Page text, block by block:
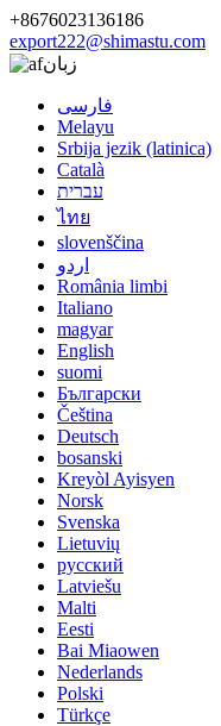
+8676023136186
export222@shimastu.com
زبان
فارسی
Melayu
Srbija jezik (latinica)
Català
עברית
ไทย
slovenščina
اردو
România limbi
Italiano
magyar
English
suomi
Български
Čeština
Deutsch
bosanski
Kreyòl Ayisyen
Norsk
Svenska
Lietuvių
русский
Latviešu
Malti
Eesti
Bai Miaowen
Nederlands
Polski
Türkçe